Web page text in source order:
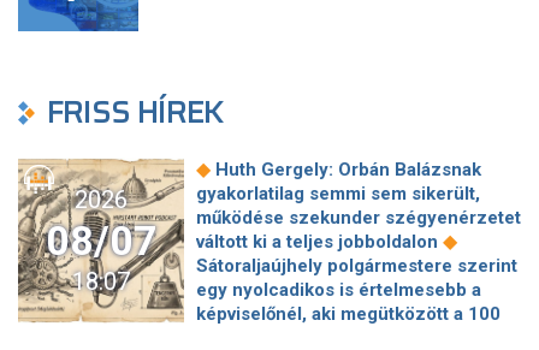
FRISS HÍREK
2026
08/07
18:07
◆ Huth Gergely: Orbán Balázsnak
gyakorlatilag semmi sem sikerült,
működése szekunder szégyenérzetet
váltott ki a teljes jobboldalon ◆
Sátoraljaújhely polgármestere szerint
egy nyolcadikos is értelmesebb a
képviselőnél, aki megütközött a 100